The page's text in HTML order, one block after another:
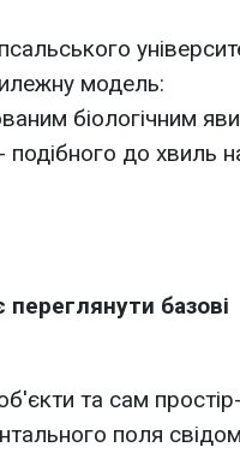
модель:
біологічним
до хвиль
базові
та сам
поля